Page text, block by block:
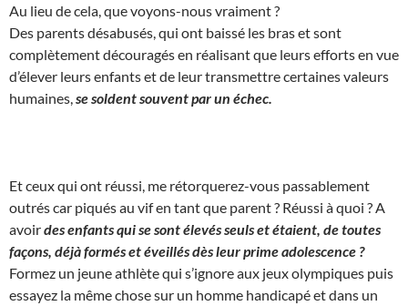
Au lieu de cela, que voyons-nous vraiment ?
Des parents désabusés, qui ont baissé les bras et sont
complètement découragés en réalisant que leurs efforts en vue
d’élever leurs enfants et de leur transmettre certaines valeurs
humaines, se soldent souvent par un échec.
Et ceux qui ont réussi, me rétorquerez-vous passablement
outrés car piqués au vif en tant que parent ? Réussi à quoi ? A
avoirdes enfants qui se sont élevés seuls et étaient, de toutes
façons, déjà formés et éveillés dès leur prime adolescence ?
Formez un jeune athlète qui s’ignore aux jeux olympiques puis
essayez la même chose sur un homme handicapé et dans un